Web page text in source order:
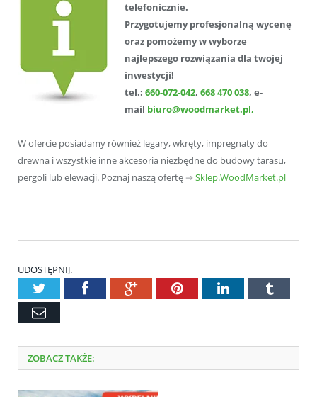
telefonicznie.
Przygotujemy profesjonalną wycenę
oraz pomożemy w wyborze
najlepszego rozwiązania dla twojej
inwestycji!
tel.: 660-072-042, 668 470 038, e-
mail biuro@woodmarket.pl,
W ofercie posiadamy również legary, wkręty, impregnaty do
drewna i wszystkie inne akcesoria niezbędne do budowy tarasu,
pergoli lub elewacji. Poznaj naszą ofertę ⇒ Sklep.WoodMarket.pl
UDOSTĘPNIJ.
TwitterFacebookGoogle+PinterestLinkedInTumblr
Email
ZOBACZ TAKŻE: